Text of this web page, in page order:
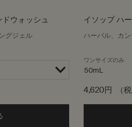
ウォッシュ
グジェル
Add the アンドラム アロマティック ハ
イソップ ハ
ハーバル、カ
ワンサイズのみ
50mL
4,620円 （